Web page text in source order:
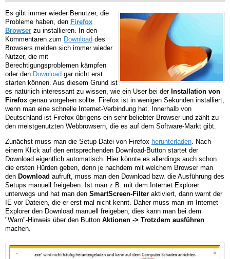
Es gibt immer wieder Benutzer, die
Probleme haben, den Firefox
Browser zu installieren. In den
Kommentaren zum Download des
Browsers melden sich immer wieder
Nutzer, die mit
Berechtigungsproblemen kämpfen
oder den Download gar nicht erst
starten können. Aus diesem Grund ist
es natürlich interessant zu wissen, wie ein User bei der Installation von
Firefox genau vorgehen sollte. Firefox ist in wenigen Sekunden installiert,
wenn man eine schnelle Internet-Verbindung hat. Innerhalb von
Deutschland ist Firefox übrigens ein sehr beliebter Browser und zählt zu
den meistgenutzten Webbrowsern, die es auf dem Software-Markt gibt.
Zunächst muss man die Setup-Datei von Firefox herunterladen . Nach
einem Klick auf den entsprechenden Download-Button startet der
Download eigentlich automatisch. Hier könnte es allerdings auch schon
die ersten Hürden geben, denn je nachdem mit welchem Browser man
den Download aufruft, muss man den Download bzw. die Ausführung des
Setups manuell freigeben. Ist man z.B. mit dem Internet Explorer
unterwegs und hat man den SmartScreen-Filter aktiviert, dann warnt der
IE vor Dateien, die er erst mal nicht kennt. Daher muss man im Internet
Explorer den Download manuell freigeben, dies kann man bei dem
"Warn"-Hinweis über den Button Aktionen -> Trotzdem ausführen
machen.